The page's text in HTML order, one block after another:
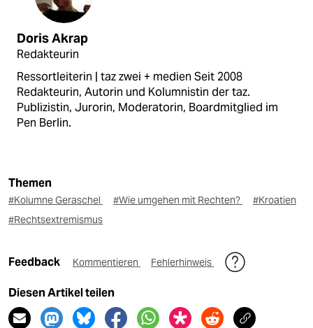
Doris Akrap
Redakteurin
Ressortleiterin | taz zwei + medien Seit 2008
Redakteurin, Autorin und Kolumnistin der taz.
Publizistin, Jurorin, Moderatorin, Boardmitglied im
Pen Berlin.
Themen
#Kolumne Geraschel #Wie umgehen mit Rechten?
#Kroatien
#Rechtsextremismus
Feedback Kommentieren Fehlerhinweis
Diesen Artikel teilen